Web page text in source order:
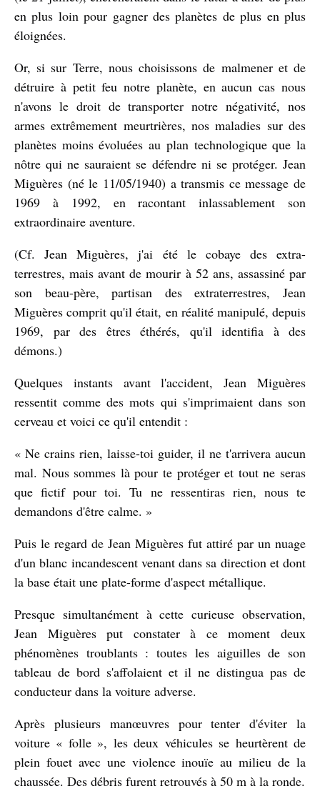
en plus loin pour gagner des planètes de plus en plus
éloignées.
Or, si sur Terre, nous choisissons de malmener et de
détruire à petit feu notre planète, en aucun cas nous
n'avons le droit de transporter notre négativité, nos
armes extrêmement meurtrières, nos maladies sur des
planètes moins évoluées au plan technologique que la
nôtre qui ne sauraient se défendre ni se protéger. Jean
Miguères (né le 11/05/1940) a transmis ce message de
1969 à 1992, en racontant inlassablement son
extraordinaire aventure.
(Cf. Jean Miguères, j'ai été le cobaye des extra-
terrestres, mais avant de mourir à 52 ans, assassiné par
son beau-père, partisan des extraterrestres, Jean
Miguères comprit qu'il était, en réalité manipulé, depuis
1969, par des êtres éthérés, qu'il identifia à des
démons.)
Quelques instants avant l'accident, Jean Miguères
ressentit comme des mots qui s'imprimaient dans son
cerveau et voici ce qu'il entendit :
« Ne crains rien, laisse-toi guider, il ne t'arrivera aucun
mal. Nous sommes là pour te protéger et tout ne seras
que fictif pour toi. Tu ne ressentiras rien, nous te
demandons d'être calme. »
Puis le regard de Jean Miguères fut attiré par un nuage
d'un blanc incandescent venant dans sa direction et dont
la base était une plate-forme d'aspect métallique.
Presque simultanément à cette curieuse observation,
Jean Miguères put constater à ce moment deux
phénomènes troublants : toutes les aiguilles de son
tableau de bord s'affolaient et il ne distingua pas de
conducteur dans la voiture adverse.
Après plusieurs manœuvres pour tenter d'éviter la
voiture « folle », les deux véhicules se heurtèrent de
plein fouet avec une violence inouïe au milieu de la
chaussée. Des débris furent retrouvés à 50 m à la ronde.